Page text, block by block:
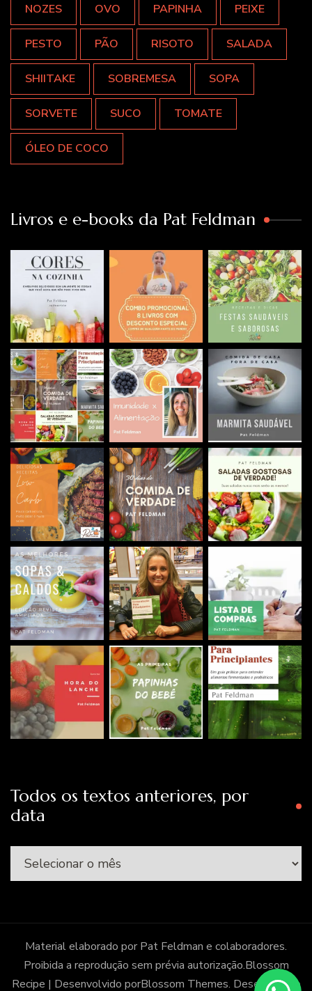
NOZES OVO PAPINHA PEIXE
PESTO PÃO RISOTO SALADA
SHIITAKE SOBREMESA SOPA
SORVETE SUCO TOMATE
ÓLEO DE COCO
Livros e e-books da Pat Feldman
Todos os textos anteriores, por
data
Todos
os
anteriores,
por
data
Material elaborado por Pat Feldman e colaboradores.
Proibida a reprodução sem prévia autorização.Blossom
Recipe | Desenvolvido porBlossom Themes. Desenvolvido